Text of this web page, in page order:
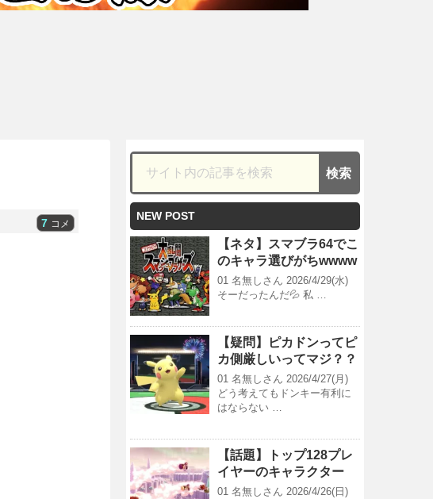
7 コメ
NEW POST
【ネタ】スマブラ64でこ
のキャラ選びがちwwww
01 名無しさん 2026/4/29(水)
そーだったんだ💦 私 …
【疑問】ピカドンってピ
カ側厳しいってマジ？？
01 名無しさん 2026/4/27(月)
どう考えてもドンキー有利に
はならない …
【話題】トップ128プレ
イヤーのキャラクター
01 名無しさん 2026/4/26(日)